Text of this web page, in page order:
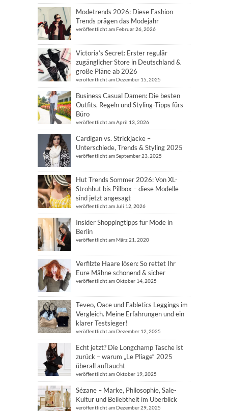
Modetrends 2026: Diese Fashion
Trends prägen das Modejahr
veröffentlicht am Februar 26, 2026
Victoria’s Secret: Erster regulär
zugänglicher Store in Deutschland &
große Pläne ab 2026
veröffentlicht am Dezember 15, 2025
Business Casual Damen: Die besten
Outfits, Regeln und Styling-Tipps fürs
Büro
veröffentlicht am April 13, 2026
Cardigan vs. Strickjacke –
Unterschiede, Trends & Styling 2025
veröffentlicht am September 23, 2025
Hut Trends Sommer 2026: Von XL-
Strohhut bis Pillbox – diese Modelle
sind jetzt angesagt
veröffentlicht am Juli 12, 2026
Insider Shoppingtipps für Mode in
Berlin
veröffentlicht am März 21, 2020
Verfilzte Haare lösen: So rettet Ihr
Eure Mähne schonend & sicher
veröffentlicht am Oktober 14, 2025
Teveo, Oace und Fabletics Leggings im
Vergleich. Meine Erfahrungen und ein
klarer Testsieger!
veröffentlicht am Dezember 12, 2025
Echt jetzt? Die Longchamp Tasche ist
zurück – warum „Le Pliage“ 2025
überall auftaucht
veröffentlicht am Oktober 19, 2025
Sézane – Marke, Philosophie, Sale-
Kultur und Beliebtheit im Überblick
veröffentlicht am Dezember 29, 2025